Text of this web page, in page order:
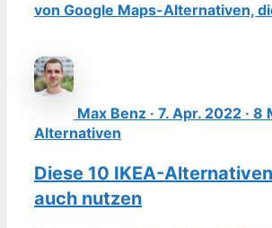
von Google Maps-Alternativen,
Max Benz · 7. Apr. 2022 · 8
Alternativen
Diese 10 IKEA-
auch nutzen